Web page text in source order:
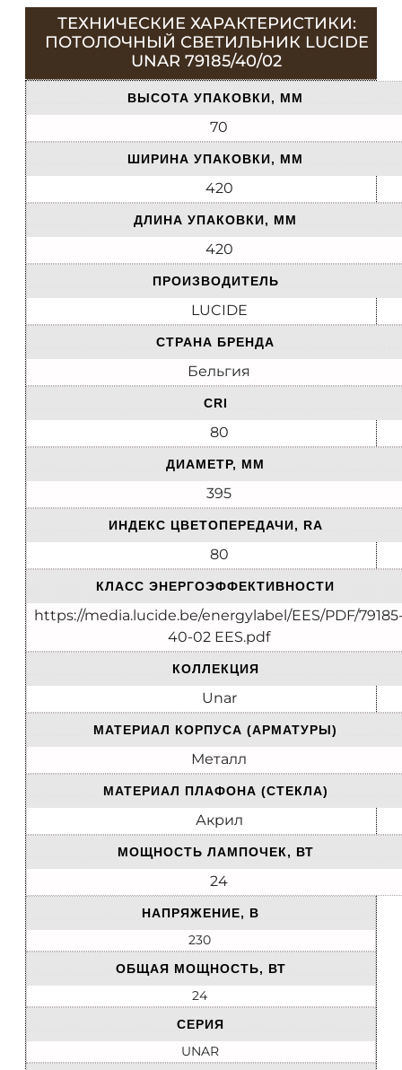
ТЕХНИЧЕСКИЕ ХАРАКТЕРИСТИКИ:
ПОТОЛОЧНЫЙ СВЕТИЛЬНИК LUCIDE
UNAR 79185/40/02
ВЫСОТА УПАКОВКИ, ММ
70
ШИРИНА УПАКОВКИ, ММ
420
ДЛИНА УПАКОВКИ, ММ
420
ПРОИЗВОДИТЕЛЬ
LUCIDE
СТРАНА БРЕНДА
Бельгия
CRI
80
ДИАМЕТР, ММ
395
ИНДЕКС ЦВЕТОПЕРЕДАЧИ, RA
80
КЛАСС ЭНЕРГОЭФФЕКТИВНОСТИ
https://media.lucide.be/energylabel/EES/PDF/
40-02 EES.pdf
КОЛЛЕКЦИЯ
Unar
МАТЕРИАЛ КОРПУСА (АРМАТУРЫ)
Металл
МАТЕРИАЛ ПЛАФОНА (СТЕКЛА)
Акрил
МОЩНОСТЬ ЛАМПОЧЕК, ВТ
24
НАПРЯЖЕНИЕ, В
230
ОБЩАЯ МОЩНОСТЬ, ВТ
24
СЕРИЯ
UNAR